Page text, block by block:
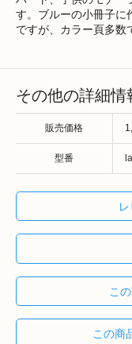
す。ブルーの小冊子に
ですが、カラー頁多数
その他の詳細情
販売価格
型番
こ
この商